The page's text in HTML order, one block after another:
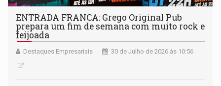
ENTRADA FRANCA: Grego Original Pub
prepara um fim de semana com muito rock e
feijoada
Destaques Empresariais 30 de Julho de 2026 às 10:56